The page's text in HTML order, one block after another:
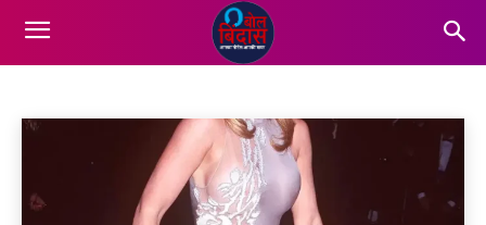
ENTERTAINMENT